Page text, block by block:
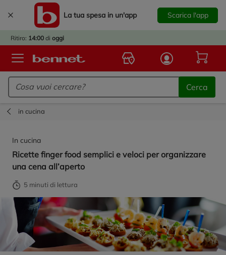
La tua spesa in un'app Scarica l'app
Ritiro: 14:00 di oggi
Logo Bennet - Torna alla homepage
Cerca
IL
in cucina
In cucina
Ricette finger food semplici e veloci per organizzare
una cena all’aperto
5 minuti di lettura